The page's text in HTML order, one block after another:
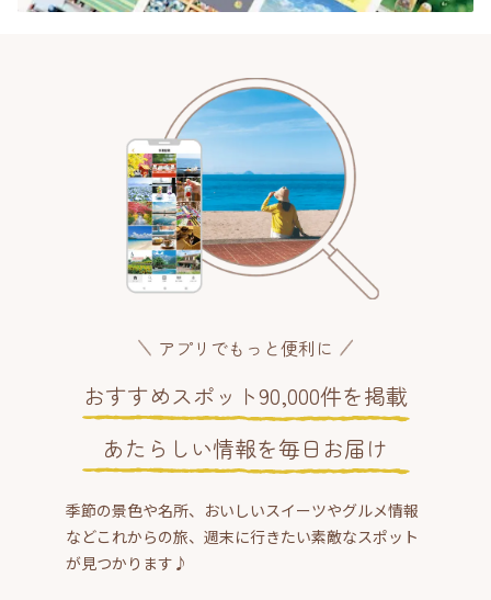
アプリでもっと便利に
おすすめスポット90,000件を掲載
あたらしい情報を毎日お届け
季節の景色や名所、おいしいスイーツやグルメ情報
などこれからの旅、週末に行きたい素敵なスポット
が見つかります♪